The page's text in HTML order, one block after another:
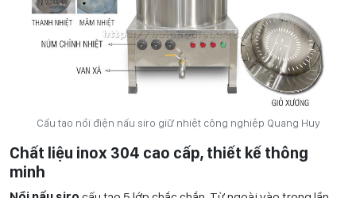
Cấu tạo nồi điện nấu siro giữ nhiệt công nghiệp Quang Huy
Chất liệu inox 304 cao cấp, thiết kế thông
minh